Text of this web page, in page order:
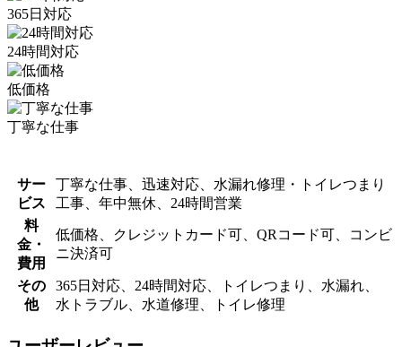
365日対応
24時間対応
低価格
丁寧な仕事
サー
ビス
丁寧な仕事、迅速対応、水漏れ修理・トイレつまり
工事、年中無休、24時間営業
料
金・
費用
低価格、クレジットカード可、QRコード可、コンビ
ニ決済可
その
他
365日対応、24時間対応、トイレつまり、水漏れ、
水トラブル、水道修理、トイレ修理